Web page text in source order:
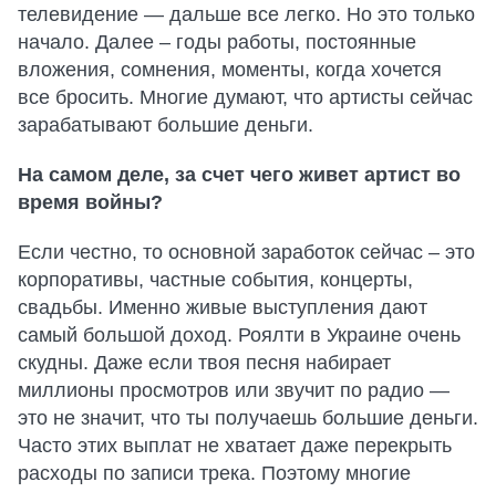
телевидение — дальше все легко. Но это только
начало. Далее – годы работы, постоянные
вложения, сомнения, моменты, когда хочется
все бросить. Многие думают, что артисты сейчас
зарабатывают большие деньги.
На самом деле, за счет чего живет артист во
время войны?
Если честно, то основной заработок сейчас – это
корпоративы, частные события, концерты,
свадьбы. Именно живые выступления дают
самый большой доход. Роялти в Украине очень
скудны. Даже если твоя песня набирает
миллионы просмотров или звучит по радио —
это не значит, что ты получаешь большие деньги.
Часто этих выплат не хватает даже перекрыть
расходы по записи трека. Поэтому многие